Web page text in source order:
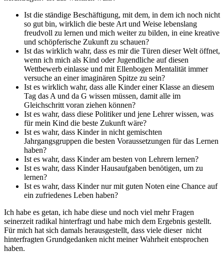
Ist die ständige Beschäftigung, mit dem, in dem ich noch nicht
so gut bin, wirklich die beste Art und Weise lebenslang
freudvoll zu lernen und mich weiter zu bilden, in eine kreative
und schöpferische Zukunft zu schauen?
Ist das wirklich wahr, dass es mir die Türen dieser Welt öffnet,
wenn ich mich als Kind oder Jugendliche auf diesen
Wettbewerb einlasse und mit Ellenbogen Mentalität immer
versuche an einer imaginären Spitze zu sein?
Ist es wirklich wahr, dass alle Kinder einer Klasse an diesem
Tag das A und da G wissen müssen, damit alle im
Gleichschritt voran ziehen können?
Ist es wahr, dass diese Politiker und jene Lehrer wissen, was
für mein Kind die beste Zukunft wäre?
Ist es wahr, dass Kinder in nicht gemischten
Jahrgangsgruppen die besten Voraussetzungen für das Lernen
haben?
Ist es wahr, dass Kinder am besten von Lehrern lernen?
Ist es wahr, dass Kinder Hausaufgaben benötigen, um zu
lernen?
Ist es wahr, dass Kinder nur mit guten Noten eine Chance auf
ein zufriedenes Leben haben?
Ich habe es getan, ich habe diese und noch viel mehr Fragen
seinerzeit radikal hinterfragt und habe mich dem Ergebnis gestellt.
Für mich hat sich damals herausgestellt, dass viele dieser nicht
hinterfragten Grundgedanken nicht meiner Wahrheit entsprochen
haben.